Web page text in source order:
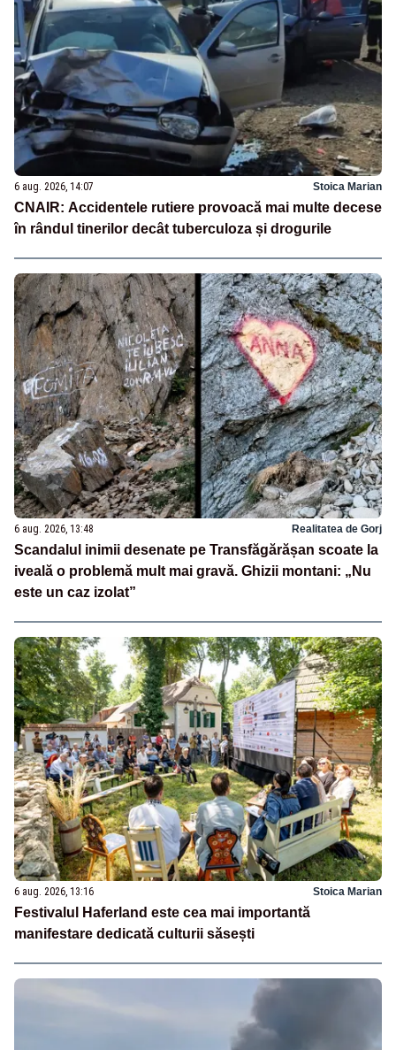
6 aug. 2026, 14:07 Stoica Marian
CNAIR: Accidentele rutiere provoacă mai multe decese
în rândul tinerilor decât tuberculoza și drogurile
6 aug. 2026, 13:48 Realitatea de Gorj
Scandalul inimii desenate pe Transfăgărășan scoate la
iveală o problemă mult mai gravă. Ghizii montani: „Nu
este un caz izolat”
6 aug. 2026, 13:16 Stoica Marian
Festivalul Haferland este cea mai importantă
manifestare dedicată culturii săsești